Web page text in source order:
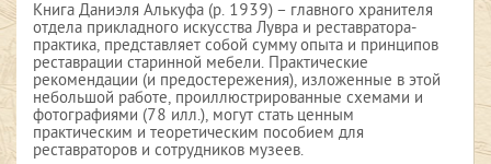
Книга Даниэля Алькуфа (р. 1939) – главного хранителя
отдела прикладного искусства Лувра и реставратора-
практика, представляет собой сумму опыта и принципов
реставрации старинной мебели. Практические
рекомендации (и предостережения), изложенные в этой
небольшой работе, проиллюстрированные схемами и
фотографиями (78 илл.), могут стать ценным
практическим и теоретическим пособием для
реставраторов и сотрудников музеев.